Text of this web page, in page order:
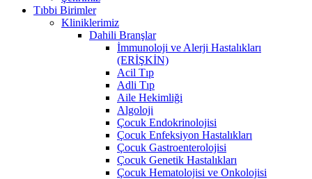
Tıbbi Birimler
Kliniklerimiz
Dahili Branşlar
İmmunoloji ve Alerji Hastalıkları
(ERİŞKİN)
Acil Tıp
Adli Tıp
Aile Hekimliği
Algoloji
Çocuk Endokrinolojisi
Çocuk Enfeksiyon Hastalıkları
Çocuk Gastroenterolojisi
Çocuk Genetik Hastalıkları
Çocuk Hematolojisi ve Onkolojisi